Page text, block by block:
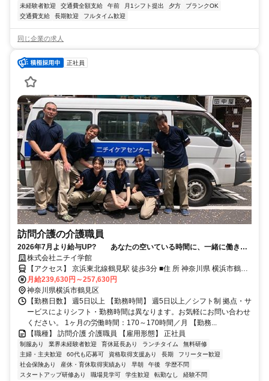
未経験者歓迎
交通費全額支給 午前 月1シフト提出 夕方
ブランクOK
交通費支給
長期歓迎 フルタイム歓迎
同じ企業の求人
正社員
訪問介護の介護職員
2026年7月より給与UP? あなたの空いている時間に、一緒に働きま
せんか？ 訪問介護の介護職員のスタッフを大募集しています！
株式会社ニチイ学館
【アクセス】 京浜東北線鶴見駅 徒歩3分 ■住 所 神奈川県 横浜市鶴見
月給239,630円～257,630円
神奈川県横浜市鶴見区
【勤務日数】 週5日以上 【勤務時間】 週5日以上／シフト制 拠点・サ
ービスによりシフト・勤務時間は異なります。お気軽にお問い合わせ
ください。 1ヶ月の労働時間：170～170時間／月 【勤務...
【職種】 訪問介護 介護職員 【雇用形態】 正社員
制服あり 業界未経験者歓迎 育休延長あり ランチタイム
無料研修
主婦・主夫歓迎
60代も応募可 資格取得支援あり 長期
フリーター歓迎
社会保険あり
産休・育休取得実績あり 早朝 午後
学歴不問
スタートアップ研修あり
職場見学可 学生歓迎 転勤なし 経験不問